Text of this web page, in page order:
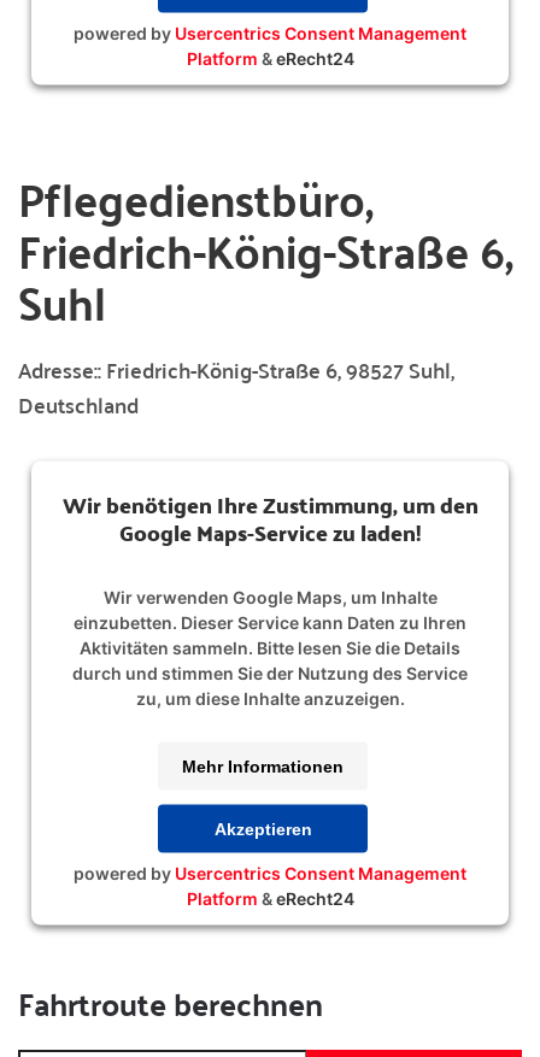
powered by Usercentrics Consent Management
Platform &eRecht24
Pflegedienstbüro,
Friedrich-König-Straße 6,
Suhl
Adresse::Friedrich-König-Straße 6, 98527 Suhl,
Deutschland
Wir benötigen Ihre Zustimmung, um den
Google Maps-Service zu laden!
Wir verwenden Google Maps, um Inhalte
einzubetten. Dieser Service kann Daten zu Ihren
Aktivitäten sammeln. Bitte lesen Sie die Details
durch und stimmen Sie der Nutzung des Service
zu, um diese Inhalte anzuzeigen.
Mehr Informationen
Akzeptieren
powered by Usercentrics Consent Management
Platform &eRecht24
Fahrtroute berechnen